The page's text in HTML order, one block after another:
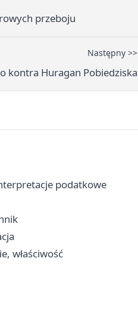
przeboju
Następny >>
kontra Huragan Pobiedziska
podatkowe
właściwość